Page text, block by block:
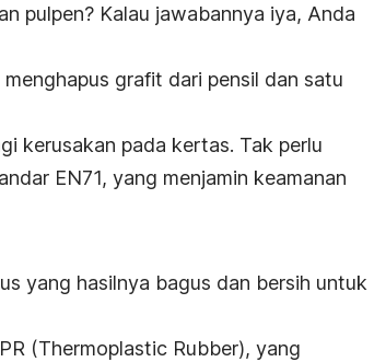
pulpen? Kalau jawabannya iya, Anda
grafit dari pensil dan satu
kerusakan pada kertas. Tak perlu
EN71, yang menjamin keamanan
yang hasilnya bagus dan bersih untuk
(Thermoplastic Rubber), yang